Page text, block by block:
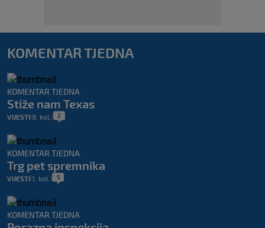
KOMENTAR TJEDNA
KOMENTAR TJEDNA
Stiže nam Texas
VIJESTI 8. kol. 2
KOMENTAR TJEDNA
Trg pet spremnika
VIJESTI 1. kol. 5
KOMENTAR TJEDNA